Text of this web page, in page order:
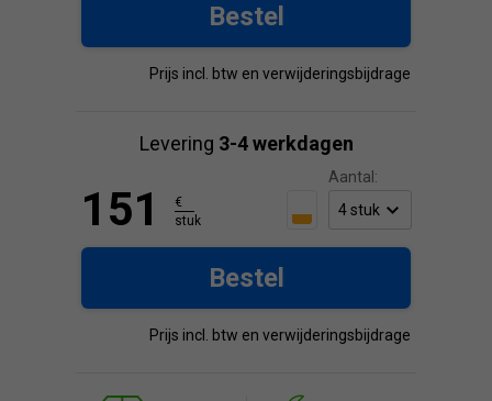
Bestel
Prijs incl. btw en verwijderingsbijdrage
Levering 3-4 werkdagen
Aantal:
151
€
stuk
Bestel
Prijs incl. btw en verwijderingsbijdrage